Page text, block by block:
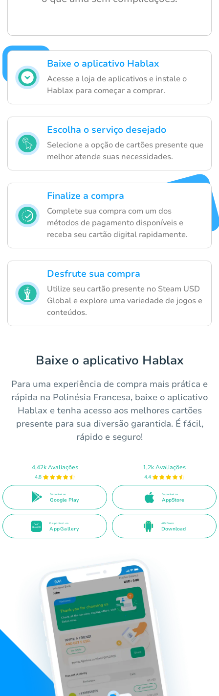
Baixe o aplicativo Hablax
Acesse a loja de aplicativos e instale o
Hablax para começar a comprar.
Escolha o serviço desejado
Selecione a opção de cartões presente que
melhor atende suas necessidades.
Finalize a compra
Complete sua compra com um dos
métodos de pagamento disponíveis e
receba seu cartão digital rapidamente.
Desfrute sua compra
Utilize seu cartão presente no Steam USD
Global e explore uma variedade de jogos e
conteúdos.
Baixe o aplicativo Hablax
Para uma experiência de compra mais prática e
rápida na Polinésia Francesa, baixe o aplicativo
Hablax e tenha acesso aos melhores cartões
presente para sua diversão garantida. É fácil,
rápido e seguro!
4,42k Avaliações
4.8
Disponível no
Google Play
1,2k Avaliações
4.4
Disponível na
AppStore
Disponível na
AppGallery
APK Direto
Download